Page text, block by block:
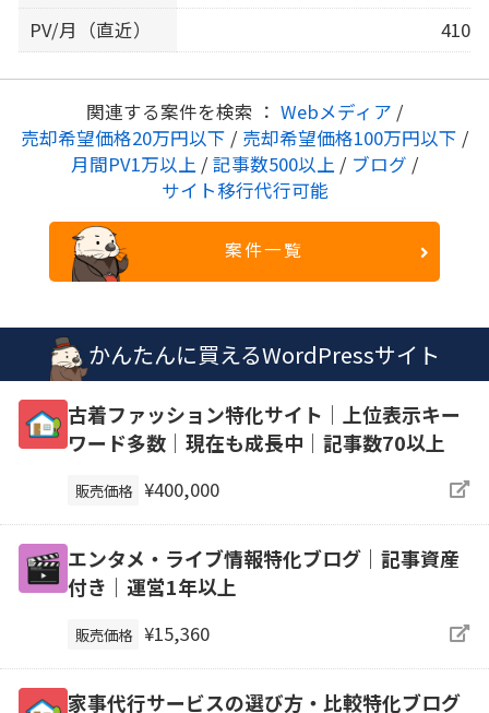
PV/月（直近） 410
関連する案件を検索 ： Webメディア /
売却希望価格20万円以下 / 売却希望価格100万円以下 /
月間PV1万以上 / 記事数500以上 / ブログ /
サイト移行代行可能
案件一覧
かんたんに買えるWordPressサイト
古着ファッション特化サイト│上位表示キー
ワード多数│現在も成長中│記事数70以上
販売価格 ¥400,000
エンタメ・ライブ情報特化ブログ｜記事資産
付き｜運営1年以上
販売価格 ¥15,360
家事代行サービスの選び方・比較特化ブログ